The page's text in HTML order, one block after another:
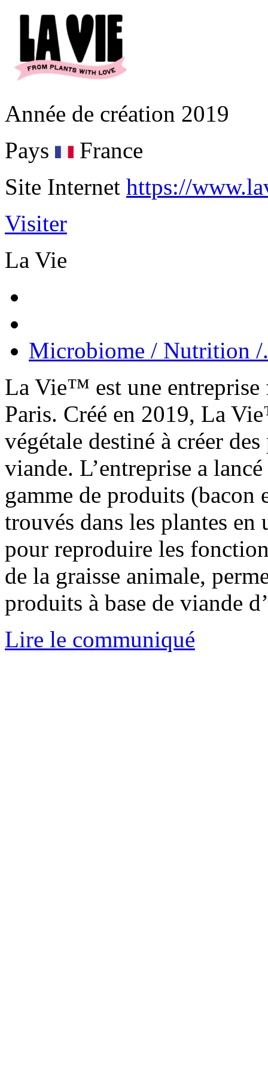
Année de création 2019
Pays
France
Site Internet https://
Visiter
La Vie
Microbiome / Nutrition /
La Vie™ est une entreprise
Paris. Créé en 2019, La
végétale destiné à créer
viande. L’entreprise a
gamme de produits (bacon
trouvés dans les plantes
pour reproduire les
de la graisse animale,
produits à base de viande
Lire le communiqué